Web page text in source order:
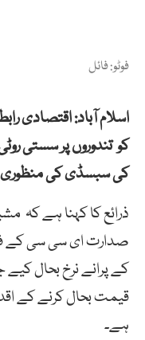
فوٹو: فائل
اسلام آباد: اقتصادی
کو تندوروں پر سستی
کی سبسڈی کی
ذرائع کا کہنا ہے کہ
صدارت ای سی سی کے
قیمت بحال کرنے کے
ہے۔